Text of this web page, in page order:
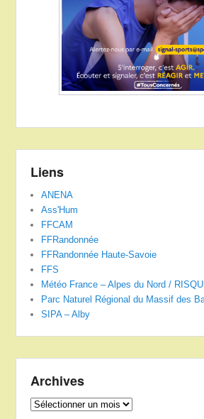
Liens
ANENA
Ass'Hum
FFCAM
FFRandonnée
FFRandonnée Haute-Savoie
FFS
Météo France – Alpes du Nord /
Parc Naturel Régional du Massif des
SIPA – Alby
Archives
Archives